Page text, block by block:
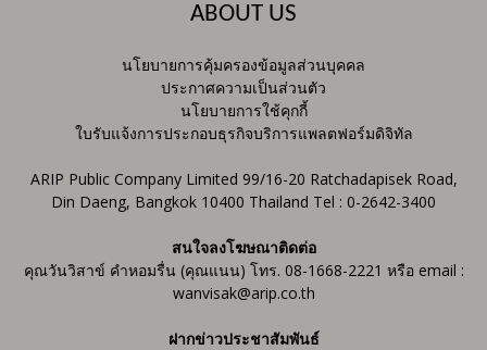
ABOUT US
นโยบายการคุ้มครองข้อมูลส่วนบุคคล
ประกาศความเป็นส่วนตัว
นโยบายการใช้คุกกี้
ใบรับแจ้งการประกอบธุรกิจบริการแพลตฟอร์มดิจิทัล
ARIP Public Company Limited 99/16-20 Ratchadapisek Road,
Din Daeng, Bangkok 10400 Thailand Tel : 0-2642-3400
สนใจลงโฆษณาติดต่อ
คุณวันวิสาข์ คำหอมรื่น (คุณแนน) โทร. 08-1668-2221 หรือ email :
wanvisak@arip.co.th
ฝากข่าวประชาสัมพันธ์